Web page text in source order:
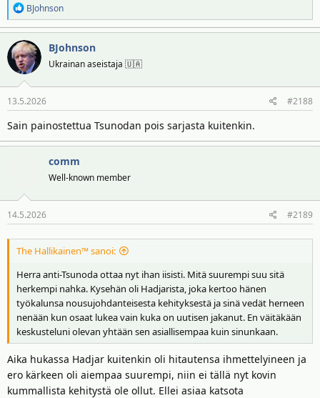
R
e
a
k
t
i
o
t
BJohnson
BJohnson
Ukrainan aseistaja 🇺🇦
13.5.2026 #2188
Sain painostettua Tsunodan pois sarjasta kuitenkin.
comm
Well-known member
14.5.2026 #2189
The Hallikainen™ sanoi:
Herra anti-Tsunoda ottaa nyt ihan iisisti. Mitä suurempi suu sitä
herkempi nahka. Kysehän oli Hadjarista, joka kertoo hänen
työkalunsa nousujohdanteisesta kehityksestä ja sinä vedät herneen
nenään kun osaat lukea vain kuka on uutisen jakanut. En väitäkään
keskusteluni olevan yhtään sen asiallisempaa kuin sinunkaan.
Aika hukassa Hadjar kuitenkin oli hitautensa ihmettelyineen ja
ero kärkeen oli aiempaa suurempi, niin ei tällä nyt kovin
kummallista kehitystä ole ollut. Ellei asiaa katsota